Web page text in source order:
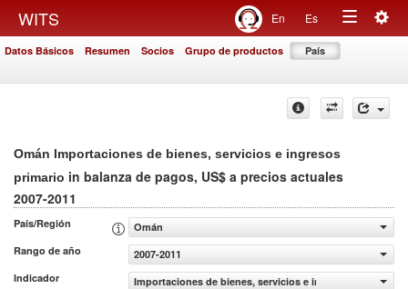
WITS En Es
Toggle
Datos Básicos Resumen Socios Grupo de productos País
Omán Importaciones de bienes, servicios e ingresos
primario in balanza de pagos, US$ a precios actuales
2007-2011
País/Región
Omán
Rango de año
2007-2011
Indicador
Importaciones de bienes, servicios e ingresos primario